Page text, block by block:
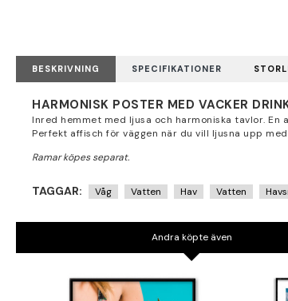
BESKRIVNING SPECIFIKATIONER
HARMONISK POSTER MED VACKER
Inred hemmet med ljusa och harmoniska tavlor.
Perfekt affisch för väggen när du vill ljusna upp
TAGGAR: Våg Vatten Hav Vatten
Andra köpte även